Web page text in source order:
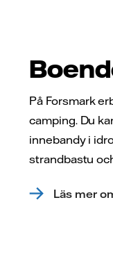
På Forsmark
camping. Du
innebandy i
strandbastu
Läs mer